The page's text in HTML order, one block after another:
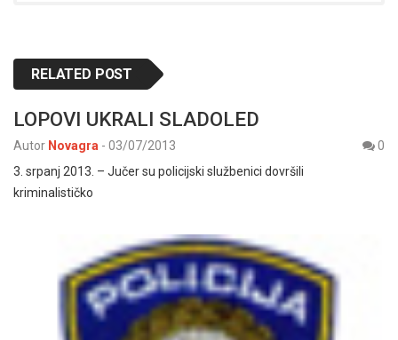
RELATED POST
LOPOVI UKRALI SLADOLED
Autor Novagra - 03/07/2013
0
3. srpanj 2013. – Jučer su policijski službenici dovršili
kriminalističko